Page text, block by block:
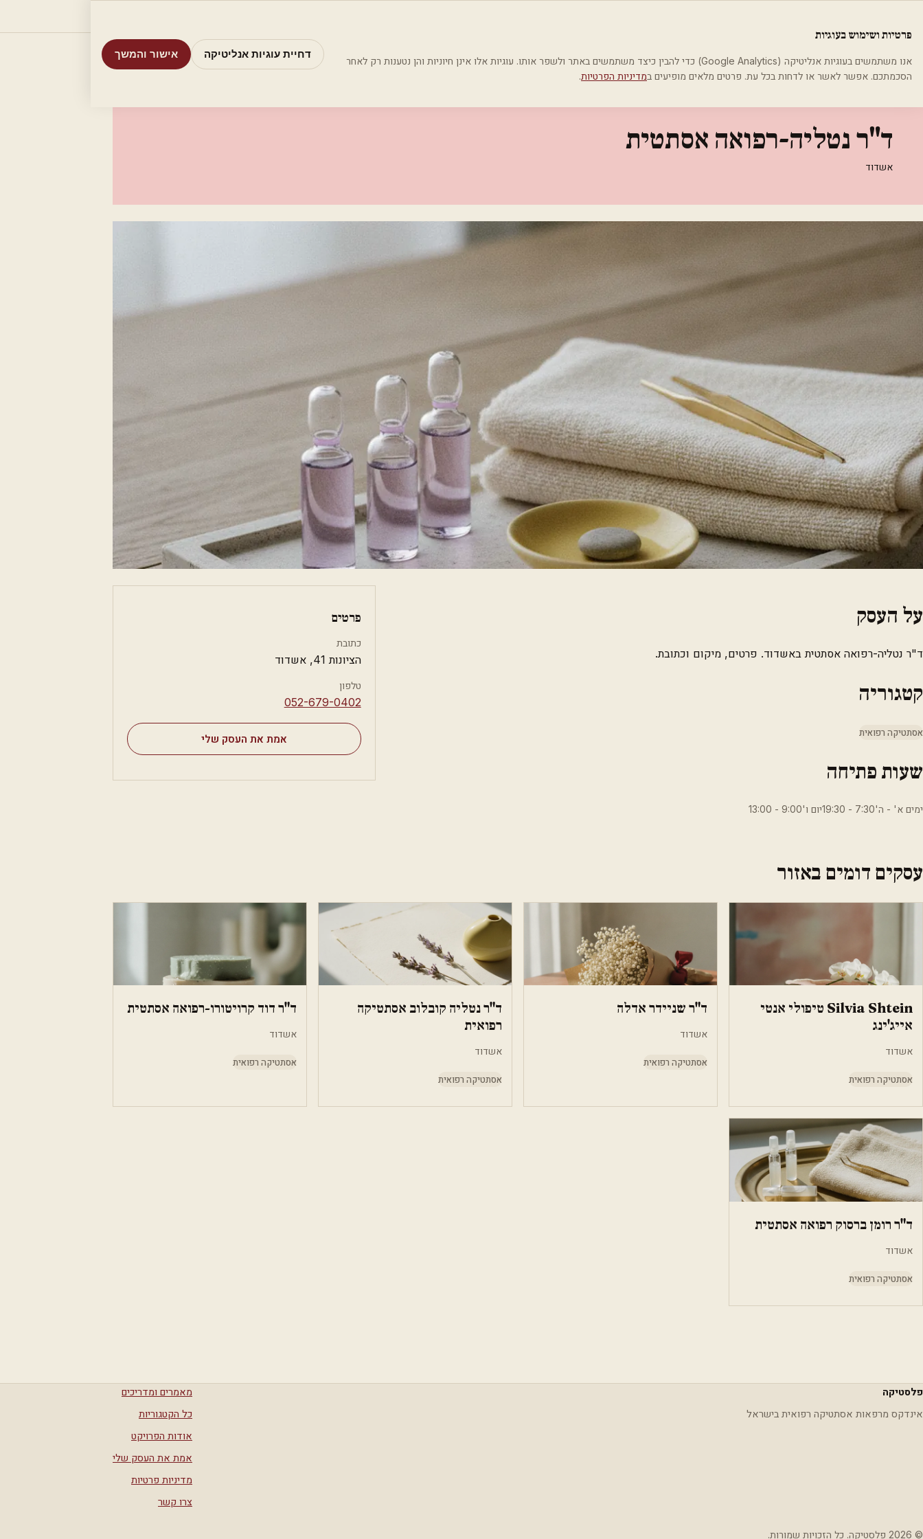
בית קטגוריות אסתטיקה רפואית
ד"ר נטליה-רפואה אסתטית
אשדוד
על העסק
ד"ר נטליה-רפואה אסתטית באשדוד. פרטים, מיקום וכתובת.
קטגוריה
אסתטיקה רפואית
שעות פתיחה
ימים א' - ה'7:30 - 19:30יום ו'9:00 - 13:00
פרטים
כתובת
הציונות 41, אשדוד
טלפון
⁦052-679-0402⁩
אמת את העסק שלי
עסקים דומים באזור
Silvia Shtein טיפולי אנטי
אייג'ינג
אשדוד
אסתטיקה רפואית
ד"ר שניידר אדלה
אשדוד
אסתטיקה רפואית
ד"ר נטליה קובלוב אסתטיקה
רפואית
אשדוד
אסתטיקה רפואית
ד"ר דוד קרויטורו-רפואה אסתטית
אשדוד
אסתטיקה רפואית
ד"ר רומן ברסוק רפואה אסתטית
אשדוד
אסתטיקה רפואית
פלסטיקה
אינדקס מרפאות אסתטיקה רפואית בישראל
מאמרים ומדריכים
כל הקטגוריות
אודות הפרויקט
אמת את העסק שלי
מדיניות פרטיות
צרו קשר
© 2026 פלסטיקה. כל הזכויות שמורות.
פרטיות ושימוש בעוגיות
אנו משתמשים בעוגיות אנליטיקה (Google Analytics) כדי להבין כיצד משתמשים באתר ולשפר אותו. עוגיות אלו אינן חיוניות והן נטענות רק לאחר
הסכמתכם. אפשר לאשר או לדחות בכל עת. פרטים מלאים מופיעים במדיניות הפרטיות.
דחיית עוגיות אנליטיקה אישור והמשך